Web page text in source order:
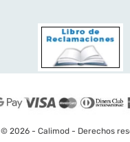
© 2026 - Calimod - Derechos